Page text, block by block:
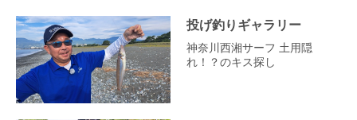
投げ釣りギャラリー
神奈川西湘サーフ 土用隠
れ！？のキス探し